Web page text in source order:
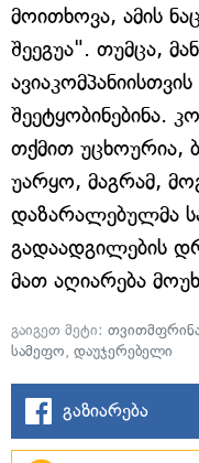
მოითხოვა, ამის
შეეგუა". თუმცა,
შეეტყობინებინა.
თქმით უცხოურია,
უარყო, მაგრამ,
დაზარალებულმა
გადაადგილების
მათ აღიარება
გაიგეთ მეტი:
სამეფო, დაუჯერებელი
გაზიარება